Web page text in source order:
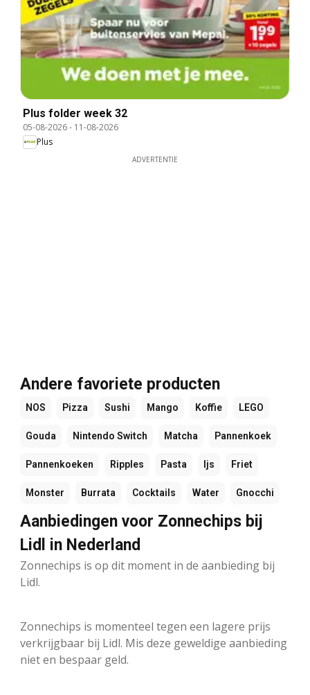
Plus folder week 32
05-08-2026- 11-08-2026
Plus
ADVERTENTIE
Andere favoriete producten
NOS Pizza Sushi Mango Koffie LEGO
Gouda Nintendo Switch Matcha Pannenkoek
Pannenkoeken Ripples Pasta Ijs Friet
Monster Burrata Cocktails Water Gnocchi
Aanbiedingen voor Zonnechips bij
Lidl in Nederland
Zonnechips is op dit moment in de aanbieding bij
Lidl.
Zonnechips is momenteel tegen een lagere prijs
verkrijgbaar bij Lidl. Mis deze geweldige aanbieding
niet en bespaar geld.